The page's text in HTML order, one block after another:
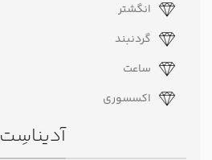
انگشتر
گردنبند
ساعت
اکسسوری
آدیناسِت